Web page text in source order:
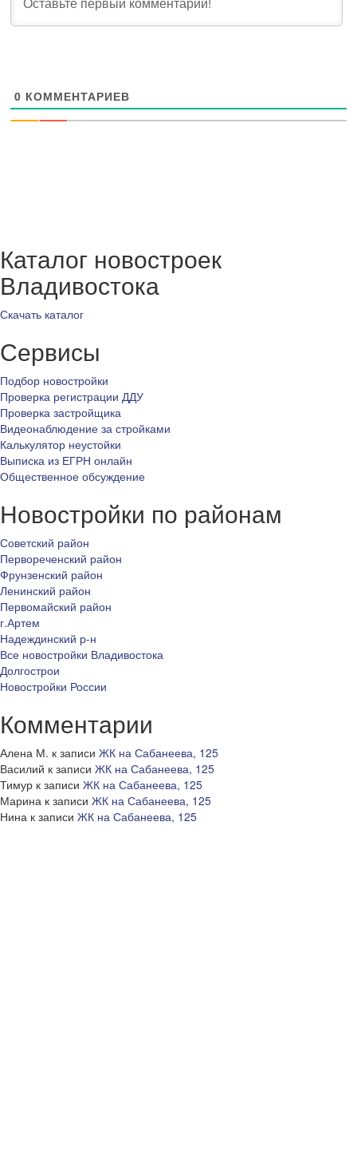
0 КОММЕНТАРИЕВ
Каталог новостроек
Владивостока
Скачать каталог
Сервисы
Подбор новостройки
Проверка регистрации ДДУ
Проверка застройщика
Видеонаблюдение за стройками
Калькулятор неустойки
Выписка из ЕГРН онлайн
Общественное обсуждение
Новостройки по районам
Советский район
Первореченский район
Фрунзенский район
Ленинский район
Первомайский район
г.Артем
Надеждинский р-н
Все новостройки Владивостока
Долгострои
Новостройки России
Комментарии
Алена М. к записи ЖК на Сабанеева, 125
Василий к записи ЖК на Сабанеева, 125
Тимур к записи ЖК на Сабанеева, 125
Марина к записи ЖК на Сабанеева, 125
Нина к записи ЖК на Сабанеева, 125